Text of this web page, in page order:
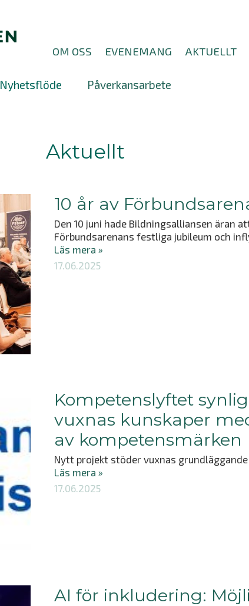
OM OSS EVENEMANG AKTUELLT
Nyhetsflöde Påverkansarbete
Aktuellt
10 år av
Den 10 juni hade Bildningsalliansen äran
Förbundsarenans festliga jubileum och
Läs mera »
17.06.2025
Kompetenslyftet
vuxnas kunskaper
av kompetensmärken
Nytt projekt stöder vuxnas
Läs mera »
17.06.2025
AI för inkludering: